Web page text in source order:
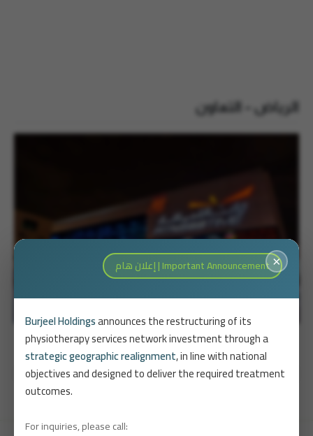
الرياض – التعاون
تصفّح
العليا – الرياض الرياض – الندى
Important Announcement | إعلان هام ×
Burjeel Holdingsannounces the restructuring of its
physiotherapy services network investment through a
strategic geographic realignment, in line with national
objectives and designed to deliver the required treatment
outcomes.
For inquiries, please call: